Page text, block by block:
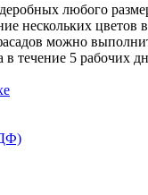
любого
нескольких цветов
можно
в течение 5 рабочих